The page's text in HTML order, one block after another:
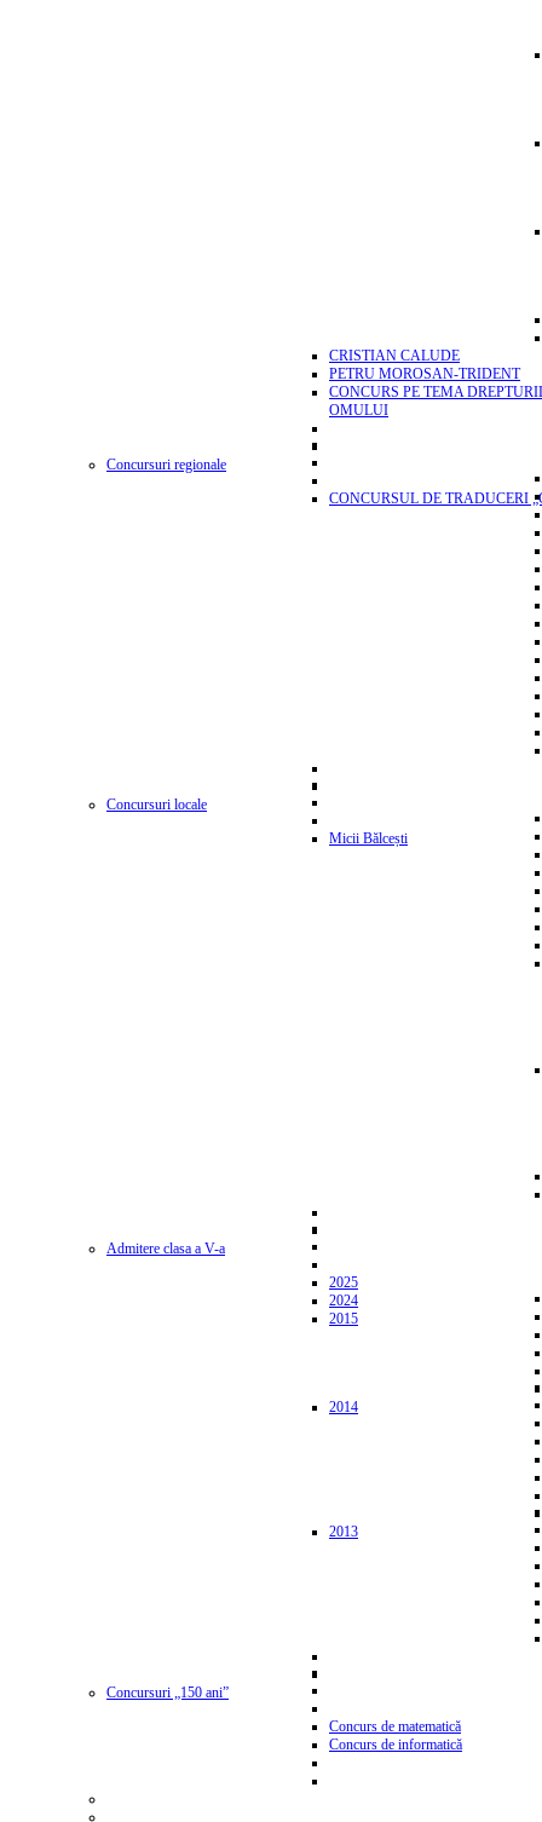
CRISTIAN CALUDE
PETRU MOROSAN-TRIDENT
CONCURS PE TEMA
OMULUI
Concursuri regionale
CONCURSUL DE TRADUCERI
Concursuri locale
Micii Bălcești
Admitere clasa a V-a
2025
2024
2015
2014
2013
Concursuri „150 ani”
Concurs de matematică
Concurs de informatică